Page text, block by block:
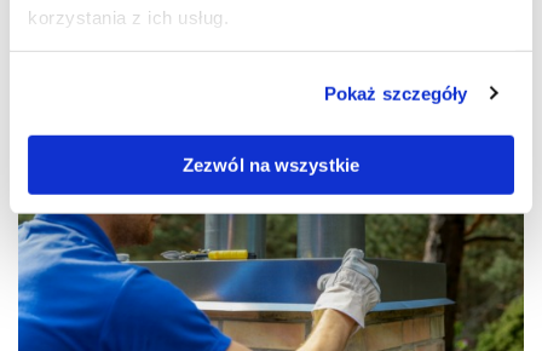
korzystania z ich usług.
Pokaż szczegóły
Zezwól na wszystkie